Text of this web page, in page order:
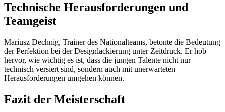
Technische Herausforderungen und
Teamgeist
Mariusz Dechnig, Trainer des Nationalteams, betonte die Bedeutung
der Perfektion bei der Designlackierung unter Zeitdruck. Er hob
hervor, wie wichtig es ist, dass die jungen Talente nicht nur
technisch versiert sind, sondern auch mit unerwarteten
Herausforderungen umgehen können.
Fazit der Meisterschaft